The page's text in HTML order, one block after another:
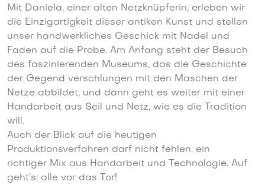
Mit Daniela, einer alten Netzknüpferin, erleben wir
die Einzigartigkeit dieser antiken Kunst und stellen
unser handwerkliches Geschick mit Nadel und
Faden auf die Probe. Am Anfang steht der Besuch
des faszinierenden Museums, das die Geschichte
der Gegend verschlungen mit den Maschen der
Netze abbildet, und dann geht es weiter mit einer
Handarbeit aus Seil und Netz, wie es die Tradition
will.
Auch der Blick auf die heutigen
Produktionsverfahren darf nicht fehlen, ein
richtiger Mix aus Handarbeit und Technologie. Auf
geht‘s: alle vor das Tor!